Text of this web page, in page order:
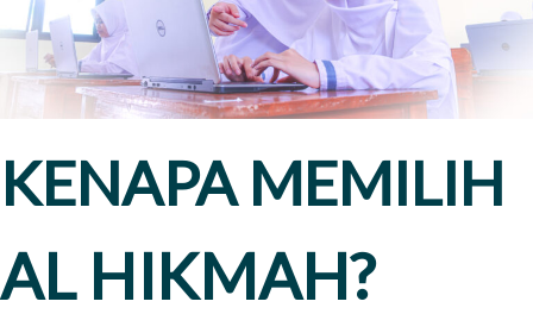
KENAPA MEMILIH
AL HIKMAH?